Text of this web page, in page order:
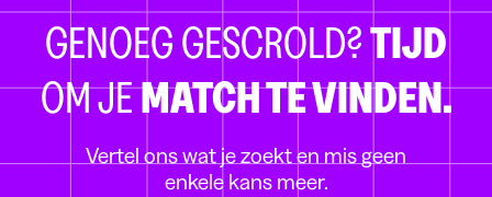
GENOEG GESCROLD?TIJD
OM JEMATCH TE VINDEN.
Vertel ons wat je zoekt en mis geen
enkele kans meer.